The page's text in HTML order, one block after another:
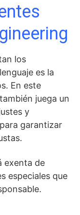
los
es la
En este
juega un
y
garantizar
exenta de
especiales que